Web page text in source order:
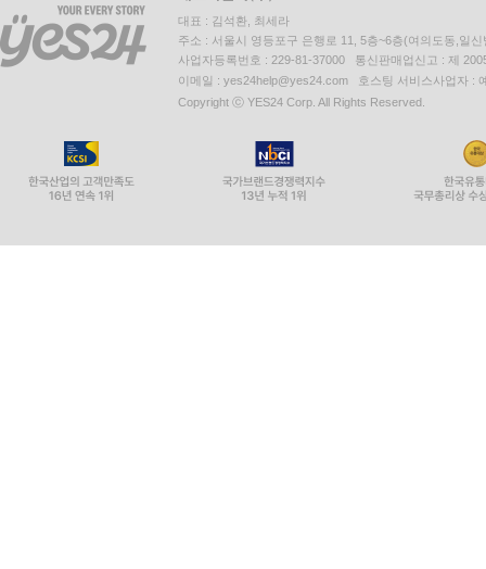
대표 : 김석환, 최세라
주소 : 서울시 영등포구 은행로 11, 5층~6층(여의도동,일신
사업자등록번호 : 229-81-37000 통신판매업신고 : 제
이메일 : yes24help@yes24.com 호스팅 서비스사업자 :
Copyright ⓒ YES24 Corp. All Rights Reserved.